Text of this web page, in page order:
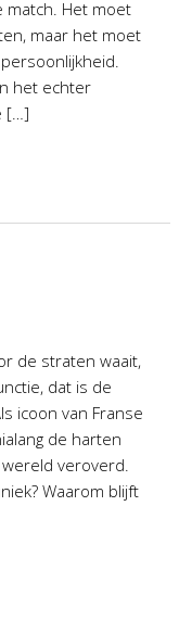
match. Het moet
maar het moet
het echter
[…]
de straten waait,
dat is de
icoon van Franse
de harten
veroverd.
Waarom blijft